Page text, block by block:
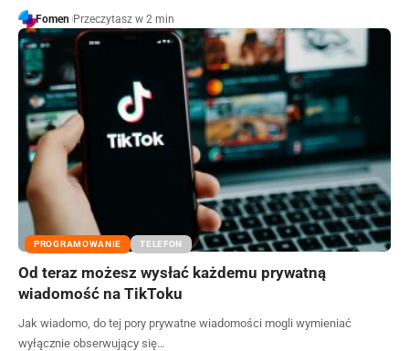
Fomen Przeczytasz w 2 min
PROGRAMOWANIE TELEFON
Od teraz możesz wysłać każdemu prywatną
wiadomość na TikToku
Jak wiadomo, do tej pory prywatne wiadomości mogli wymieniać
wyłącznie obserwujący się…